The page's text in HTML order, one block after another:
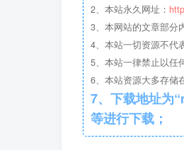
分考虑儿童安全性
特的童年回忆。
2、本站永久网址：
3、本网站的文章部分
4、本站一切资源不代
5、本站一律禁止以任
6、本站资源大多存储
7、下载地址为
等进行下载；